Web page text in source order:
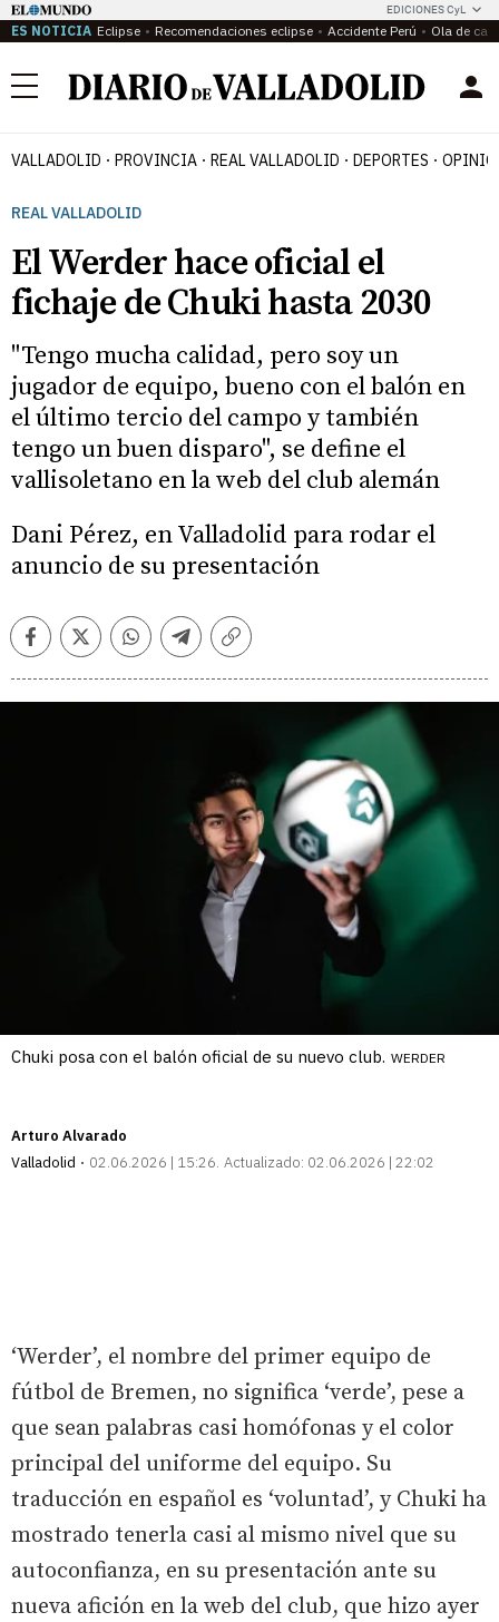
EDICIONES CyL
ES NOTICIA Eclipse Recomendaciones eclipse Accidente Perú Ola de
Menú
VALLADOLID PROVINCIA REAL VALLADOLID DEPORTES
REAL VALLADOLID
El Werder hace oficial el
fichaje de Chuki hasta 2030
"Tengo mucha calidad, pero soy un
jugador de equipo, bueno con el balón en
el último tercio del campo y también
tengo un buen disparo", se define el
vallisoletano en la web del club alemán
Dani Pérez, en Valladolid para rodar el
anuncio de su presentación
FacebookTwitterWhatsappTelegramCopiar
Chuki posa con el balón oficial de su nuevo club. WERDER
Arturo Alvarado
Valladolid
02.06.2026 | 15:26 Actualizado: 02.06.2026 | 22:02
‘Werder’, el nombre del primer equipo de
fútbol de Bremen, no significa ‘verde’, pese a
que sean palabras casi homófonas y el color
principal del uniforme del equipo. Su
traducción en español es ‘voluntad’, y Chuki ha
mostrado tenerla casi al mismo nivel que su
autoconfianza, en su presentación ante su
nueva afición en la web del club, que hizo ayer